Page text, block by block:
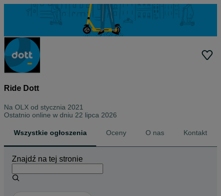
Ride Dott
Na OLX od stycznia 2021
Ostatnio online w dniu 22 lipca 2026
Wszystkie ogłoszenia Oceny O nas Kontakt
Znajdź na tej stronie